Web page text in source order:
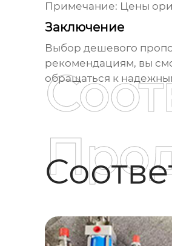
Примечание: Цены
Заключение
Выбор дешевого
рекомендациям, вы
обращаться к